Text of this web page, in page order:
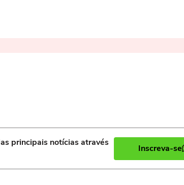
principais notícias através
Inscreva-se